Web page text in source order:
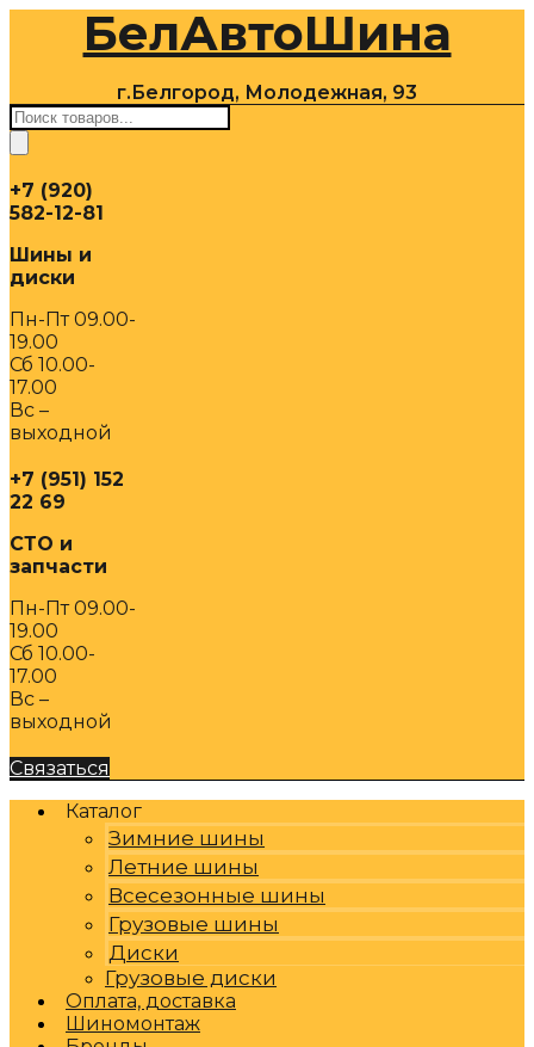
содержимомуБелАвтоШина
г.Белгород, Молодежная, 93
Поиск
товаров
+7 (920)
582-12-81
Шины и
диски
Пн-Пт 09.00-
19.00
Сб 10.00-
17.00
Вс –
выходной
+7 (951) 152
22 69
СТО и
запчасти
Пн-Пт 09.00-
19.00
Сб 10.00-
17.00
Вс –
выходной
Связаться
Каталог
Зимние шины
Летние шины
Всесезонные шины
Грузовые шины
Диски
Грузовые диски
Оплата, доставка
Шиномонтаж